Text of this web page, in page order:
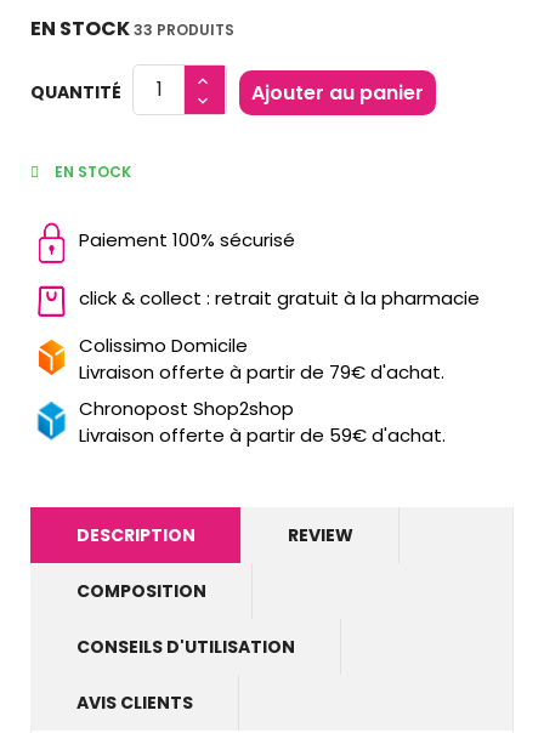
EN STOCK33 PRODUITS
QUANTITÉ Ajouter au panier
EN STOCK
Paiement 100% sécurisé
click & collect : retrait gratuit à la pharmacie
Colissimo Domicile
Livraison offerte à partir de 79€ d'achat.
Chronopost Shop2shop
Livraison offerte à partir de 59€ d'achat.
DESCRIPTION REVIEW
COMPOSITION
CONSEILS D'UTILISATION
AVIS CLIENTS